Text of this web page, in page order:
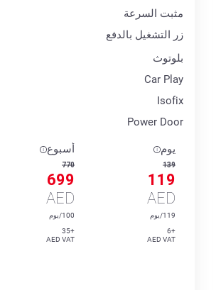
مثبت السرعة
زر التشغيل بالدفع
بلوتوث
Car Play
Isofix
Power Door
يوم
139
119
AED
119/يوم
+6
AED VAT
أسبوع
770
699
AED
100/يوم
+35
AED VAT